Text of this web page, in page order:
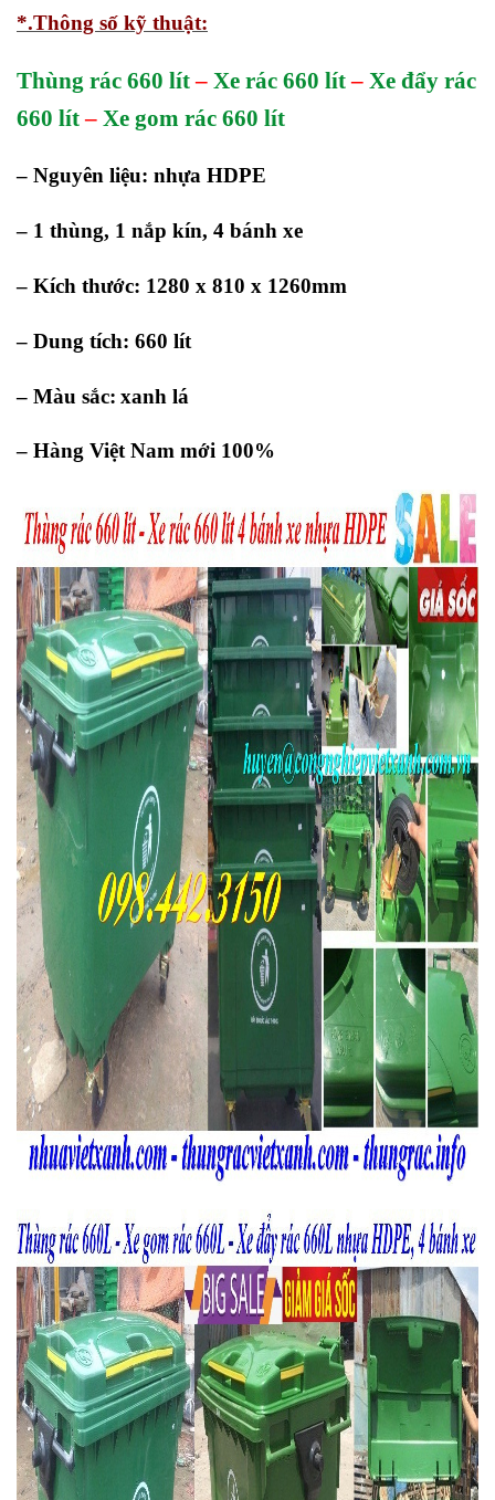
*.Thông số kỹ thuật:
Thùng rác 660 lít– Xe rác 660 lít– Xe đẩy rác
660 lít– Xe gom rác 660 lít
– Nguyên liệu: nhựa HDPE
– 1 thùng, 1 nắp kín, 4 bánh xe
– Kích thước: 1280 x 810 x 1260mm
– Dung tích: 660 lít
– Màu sắc: xanh lá
– Hàng Việt Nam mới 100%